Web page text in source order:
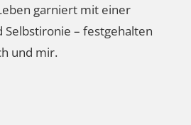
garniert mit einer
Selbstironie – festgehalten
und mir.